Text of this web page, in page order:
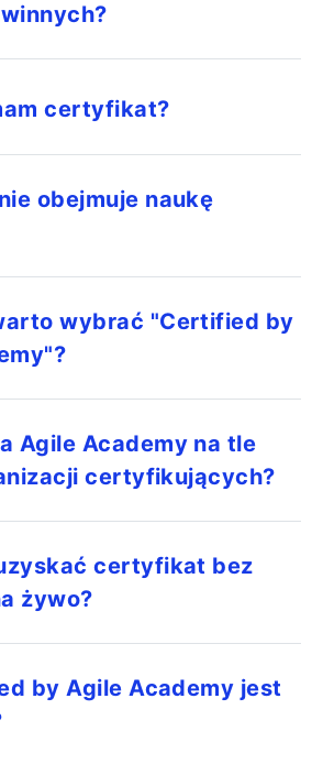
certyfikat?
obejmuje naukę
wybrać "Certified by
Agile Academy na tle
certyfikujących?
certyfikat bez
żywo?
by Agile Academy jest